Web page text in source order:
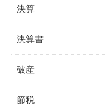
決算
決算書
破産
節税